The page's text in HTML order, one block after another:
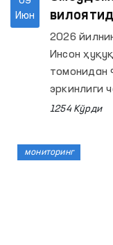
Самарқанд
“Мурувват”
аёллар ва
Июн
сақлаш
2026
Инсон
томонидан
эркинлиги
қатор
1254 Кўрди
мониторинг